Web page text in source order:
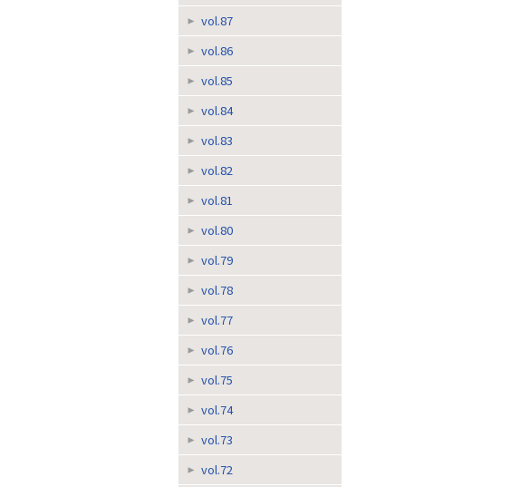
vol.87
vol.86
vol.85
vol.84
vol.83
vol.82
vol.81
vol.80
vol.79
vol.78
vol.77
vol.76
vol.75
vol.74
vol.73
vol.72